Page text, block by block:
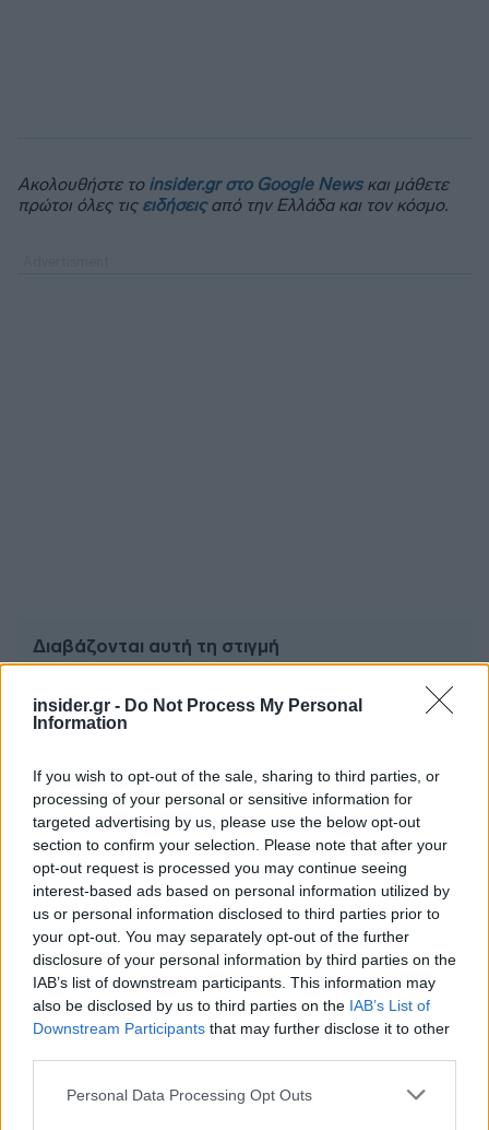
insider.gr - Do Not Process My Personal
Information
If you wish to opt-out of the sale, sharing to third parties, or
processing of your personal or sensitive information for
targeted advertising by us, please use the below opt-out
section to confirm your selection. Please note that after your
opt-out request is processed you may continue seeing
interest-based ads based on personal information utilized by
us or personal information disclosed to third parties prior to
your opt-out. You may separately opt-out of the further
disclosure of your personal information by third parties on the
IAB’s list of downstream participants. This information may
also be disclosed by us to third parties on the IAB’s List of
Downstream Participants that may further disclose it to other
Please note that this website/app uses one or more Google
Personal Data Processing Opt Outs
Ακολουθήστε το insider.gr στο Google Newsκαι μάθετε
πρώτοι όλες τις ειδήσειςαπό την Ελλάδα και τον κόσμο.
Διαβάζονται αυτή τη στιγμή
2027 - Το παράπονο της Καρυστιανού - Στον
ΣΥΡΙΖΑ μελετούν Ιστορία
«κίτρινα» και «κόκκινα» σπίτια για τις
αποζημιώσεις
Ποια είναι η (κυβερνητική) λίστα με τα μεγάλα
οδικά έργα και τα εκτιμώμενα
χρονοδιαγράμματα
BEST OFINTERNET